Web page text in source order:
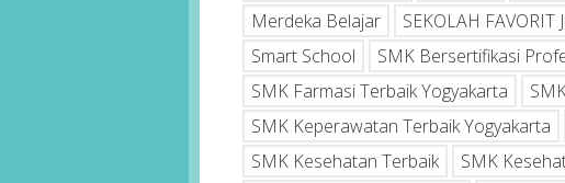
Merdeka Belajar
SEKOLAH FAVORIT
Smart School
SMK Bersertifikasi
SMK Farmasi Terbaik Yogyakarta
SMK Keperawatan Terbaik Yogyakarta
SMK Kesehatan Terbaik
SMK